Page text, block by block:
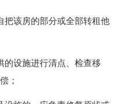
该房的部分或全部转租他
设施进行清点、检查移
；